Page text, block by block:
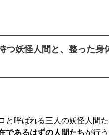
つ妖怪人間と、整った身
と呼ばれる三人の妖怪人間
であるはずの人間たちが行